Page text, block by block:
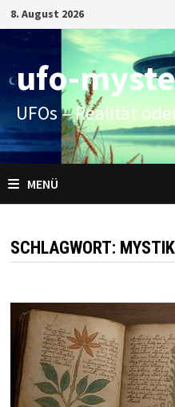
Zum
Inhalt
springen
8. August 2026
ufo-
UFOs – Realität
MENÜ
SCHLAGWORT: MYSTIK